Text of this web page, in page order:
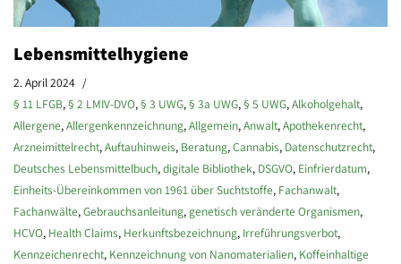
Lebensmittelhygiene
2. April 2024
§ 11 LFGB,§ 2 LMIV-DVO,§ 3 UWG,§ 3a UWG,§ 5 UWG,Alkoholgehalt,
Allergene,Allergenkennzeichnung,Allgemein,Anwalt,Apothekenrecht,
Arzneimittelrecht,Auftauhinweis, Beratung,Cannabis, Datenschutzrecht,
Deutsches Lebensmittelbuch,digitale Bibliothek, DSGVO, Einfrierdatum,
Einheits-Übereinkommen von 1961 über Suchtstoffe, Fachanwalt,
Fachanwälte,Gebrauchsanleitung, genetisch veränderte Organismen,
HCVO, Health Claims, Herkunftsbezeichnung, Irreführungsverbot,
Kennzeichenrecht, Kennzeichnung von Nanomaterialien, Koffeinhaltige